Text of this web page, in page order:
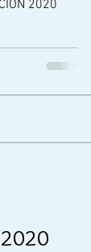
2020
2020